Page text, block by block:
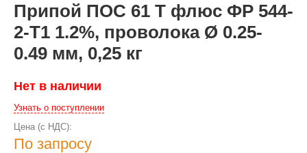
Припой ПОС 61 Т флюс ФР 544-
2-Т1 1.2%, проволока Ø 0.25-
0.49 мм, 0,25 кг
Нет в наличии
Узнать о поступлении
Цена (с НДС):
По запросу